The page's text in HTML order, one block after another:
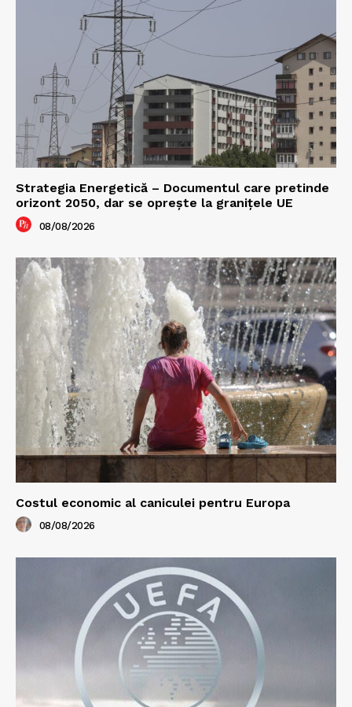
Strategia Energetică – Documentul care pretinde
orizont 2050, dar se oprește la granițele UE
08/08/2026
Costul economic al caniculei pentru Europa
08/08/2026